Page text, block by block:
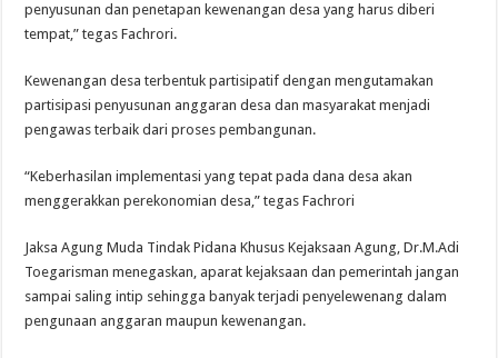
penyusunan dan penetapan kewenangan desa yang harus diberi
tempat,” tegas Fachrori.
Kewenangan desa terbentuk partisipatif dengan mengutamakan
partisipasi penyusunan anggaran desa dan masyarakat menjadi
pengawas terbaik dari proses pembangunan.
“Keberhasilan implementasi yang tepat pada dana desa akan
menggerakkan perekonomian desa,” tegas Fachrori
Jaksa Agung Muda Tindak Pidana Khusus Kejaksaan Agung, Dr.M.Adi
Toegarisman menegaskan, aparat kejaksaan dan pemerintah jangan
sampai saling intip sehingga banyak terjadi penyelewenang dalam
pengunaan anggaran maupun kewenangan.